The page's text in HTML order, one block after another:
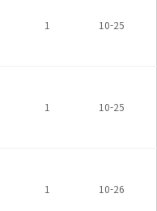
1 10-25
1 10-25
1 10-26